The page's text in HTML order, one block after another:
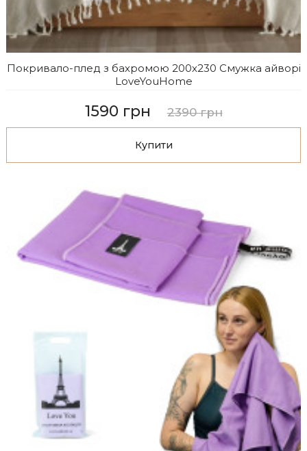
Покривало-плед з бахромою 200х230 Смужка айворі
LoveYouHome
1590 грн 2390 грн
Купити